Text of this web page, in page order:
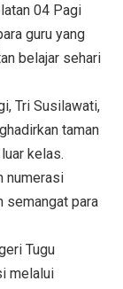
04 Pagi
guru yang
belajar sehari
Tri Susilawati,
taman
kelas.
numerasi
semangat para
Tugu
melalui